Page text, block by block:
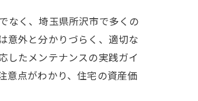
なく、埼玉県所沢市で多くの
意外と分かりづらく、適切な
したメンテナンスの実践ガイ
意点がわかり、住宅の資産価